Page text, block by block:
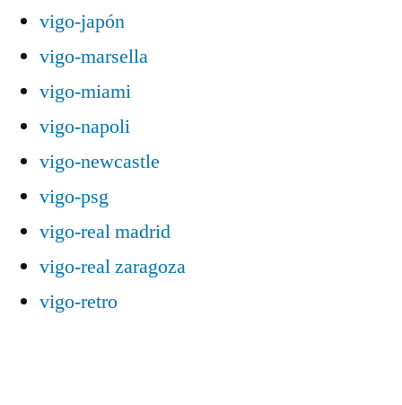
vigo-japón
vigo-marsella
vigo-miami
vigo-napoli
vigo-newcastle
vigo-psg
vigo-real madrid
vigo-real zaragoza
vigo-retro